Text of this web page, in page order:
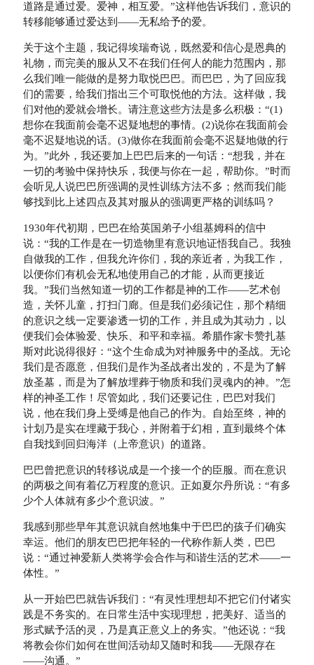
道路是通过爱。爱神，相互爱。”这样他告诉我们，意识的
转移能够通过爱达到——无私给予的爱。
关于这个主题，我记得埃瑞奇说，既然爱和信心是恩典的
礼物，而完美的服从又不在我们任何人的能力范围内，那
么我们唯一能做的是努力取悦巴巴。而巴巴，为了回应我
们的需要，给我们指出三个可取悦他的方法。这样做，我
们对他的爱就会增长。请注意这些方法是多么积极：“(1)
想你在我面前会毫不迟疑地想的事情。(2)说你在我面前会
毫不迟疑地说的话。(3)做你在我面前会毫不迟疑地做的行
为。”此外，我还要加上巴巴后来的一句话：“想我，并在
一切的考验中保持快乐，我便与你在一起，帮助你。”时而
会听见人说巴巴所强调的灵性训练方法不多；然而我们能
够找到比上述四点及其对服从的强调更严格的训练吗？
1930年代初期，巴巴在给英国弟子小组基姆科的信中
说：“我的工作是在一切造物里有意识地证悟我自己。我独
自做我的工作，但我允许你们，我的亲近者，为我工作，
以便你们有机会无私地使用自己的才能，从而更接近
我。”我们当然知道一切的工作都是神的工作——艺术创
造，关怀儿童，打扫门廊。但是我们必须记住，那个精细
的意识之线一定要渗透一切的工作，并且成为其动力，以
便我们会体验爱、快乐、和平和幸福。希腊作家卡赞扎基
斯对此说得很好：“这个生命成为对神服务中的圣战。无论
我们是否愿意，但我们是作为圣战者出发的，不是为了解
放圣墓，而是为了解放埋葬于物质和我们灵魂内的神。”怎
样的神圣工作！尽管如此，我们还要记住，巴巴对我们
说，他在我们身上受缚是他自己的作为。自始至终，神的
计划乃是实在埋藏于我心，并附着于幻相，直到最终个体
自我找到回归海洋（上帝意识）的道路。
巴巴曾把意识的转移说成是一个接一个的臣服。而在意识
的两极之间有着亿万程度的意识。正如夏尔丹所说：“有多
少个人体就有多少个意识波。”
我感到那些早年其意识就自然地集中于巴巴的孩子们确实
幸运。他们的朋友巴巴把年轻的一代称作新人类，巴巴
说：“通过神爱新人类将学会合作与和谐生活的艺术——一
体性。”
从一开始巴巴就告诉我们：“有灵性理想却不把它们付诸实
践是不务实的。在日常生活中实现理想，把美好、适当的
形式赋予活的灵，乃是真正意义上的务实。”他还说：“我
将教会你们如何在世间活动却又随时和我——无限存在
——沟通。”